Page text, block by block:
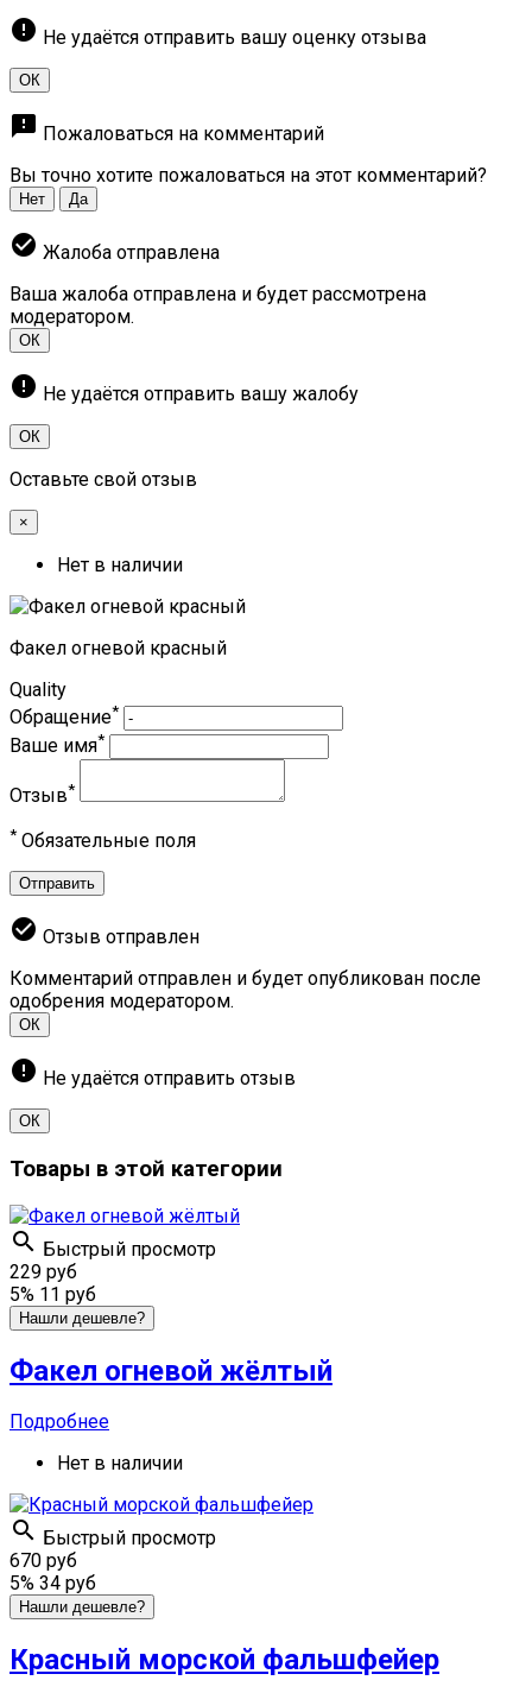
error Не удаётся отправить вашу оценку отзыва
ОК
feedback Пожаловаться на комментарий
Вы точно хотите пожаловаться на этот комментарий?
Нет Да
check_circle Жалоба отправлена
Ваша жалоба отправлена и будет рассмотрена
модератором.
ОК
error Не удаётся отправить вашу жалобу
ОК
Оставьте свой отзыв
×
Нет в наличии
Факел огневой красный
Quality
Обращение*
Ваше имя*
Отзыв*
* Обязательные поля
Отправить
check_circle Отзыв отправлен
Комментарий отправлен и будет опубликован после
одобрения модератором.
ОК
error Не удаётся отправить отзыв
ОК
Товары в этой категории
 Быстрый просмотр
229 руб
5% 11 руб
Нашли дешевле?
Факел огневой жёлтый
Подробнее
Нет в наличии
 Быстрый просмотр
670 руб
5% 34 руб
Нашли дешевле?
Красный морской фальшфейер